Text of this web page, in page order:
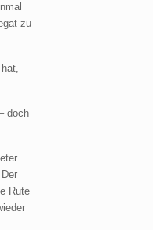
zu
doch
Rute